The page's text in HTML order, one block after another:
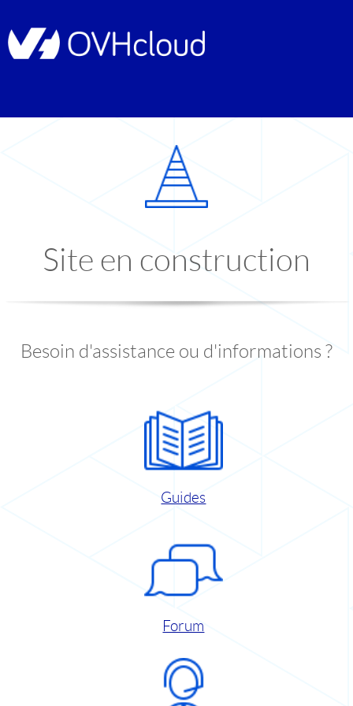
Site en construction
Besoin d'assistance ou d'informations ?
Guides
Forum